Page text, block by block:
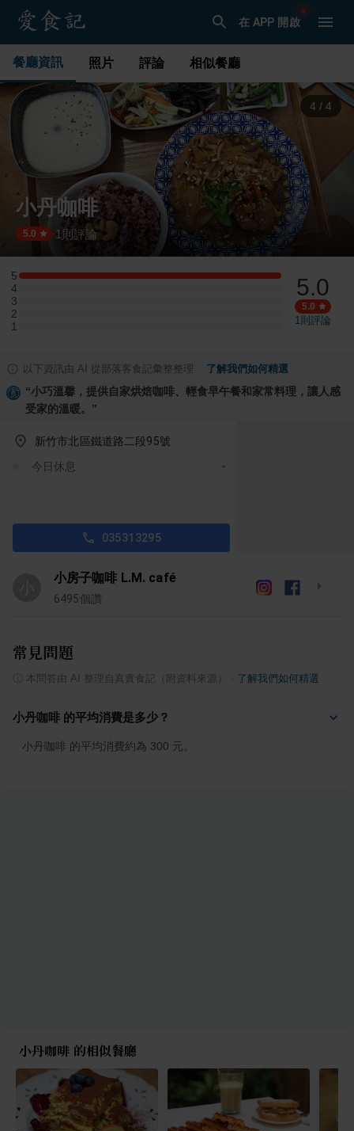
在 APP 開啟
餐廳資訊 照片 評論 相似餐廳
1 / 4
小丹咖啡
5.0 1 則評論
5
5 星：1 則評論
4
4 星：0 則評論
3
3 星：0 則評論
2
2 星：0 則評論
1
1 星：0 則評論
5.0
5.0
1則評論
以下資訊由 AI 從部落客食記彙整整理 了解我們如何精選
“小巧溫馨，提供自家烘焙咖啡、輕食早午餐和家常料理，讓人感
受家的溫暖。 ”
新竹市北區鐵道路二段95號
今日休息
035313295
小房子咖啡 L.M. café
6495個讚
常見問題
本問答由 AI 整理自真實食記（附資料來源） 了解我們如何精選
小丹咖啡 的平均消費是多少？
小丹咖啡 的平均消費約為 300 元。
小丹咖啡 的相似餐廳